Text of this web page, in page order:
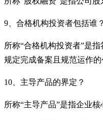
9、合格机构投资者包括谁？
所称“合格机构投资者”是
规定完成备案且规范运作
10、主导产品的界定？
所称“主导产品”是指企业